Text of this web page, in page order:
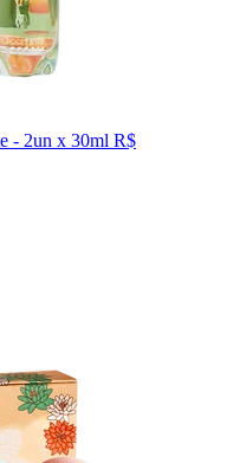
- 2un x 30ml R$